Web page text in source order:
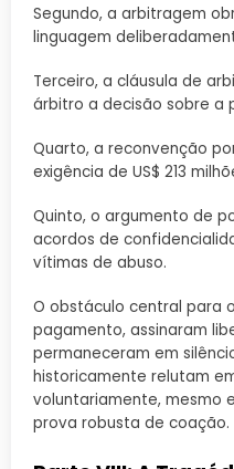
Segundo, a arbitragem
linguagem
Terceiro, a cláusula de
árbitro a decisão sobre a
Quarto, a reconvenção
exigência de US$ 213
Quinto, o argumento de
acordos de
vítimas de abuso.
O obstáculo central para
pagamento, assinaram
permaneceram em
historicamente relutam
voluntariamente, mesmo
prova robusta de coação.